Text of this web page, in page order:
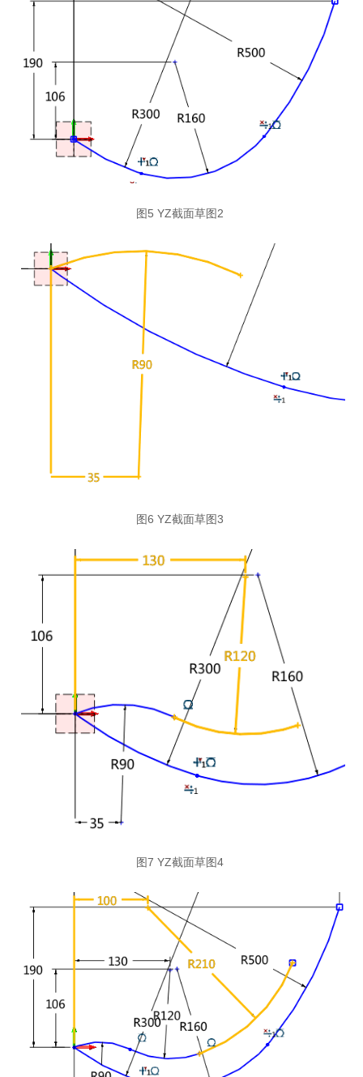
图5 YZ截面草图2
图6 YZ截面草图3
图7 YZ截面草图4